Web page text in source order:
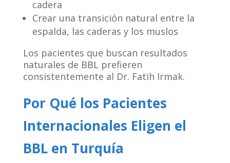
cadera
Crear una transición natural entre la
espalda, las caderas y los muslos
Los pacientes que buscan resultados
naturales de BBL prefieren
consistentemente al Dr. Fatih Irmak.
Por Qué los Pacientes
Internacionales Eligen el
BBL en Turquía